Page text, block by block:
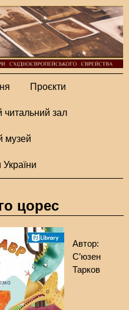
Проєкти
читальний зал
музей
цорес
Автор:
С’юзен
Тарков